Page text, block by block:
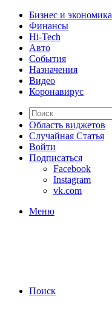
Бизнес и экономика
Финансы
Hi-Tech
Авто
События
Назначения
Видео
Коронавирус
Область виджетов
Случайная Статья
Войти
Подписаться
Facebook
Instagram
vk.com
Меню
Поиск